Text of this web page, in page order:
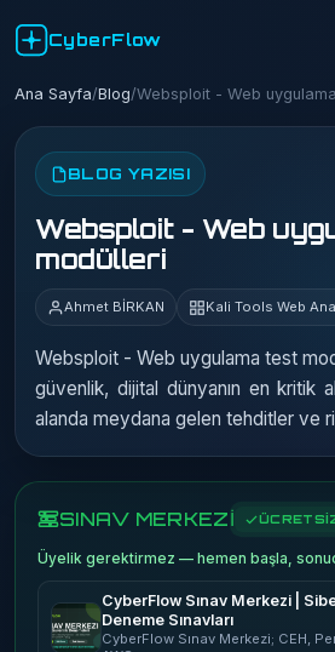
CyberFlow
Ana Sayfa/Blog/Websploit - Web
BLOG YAZISI
Websploit - Web
modülleri
Ahmet BİRKAN Kali Tools Web
Websploit - Web uygulama test
güvenlik, dijital dünyanın en kritik
alanda meydana gelen tehditler ve
SINAV MERKEZİ
Üyelik gerektirmez — hemen başla,
CyberFlow Sınav Merkezi |
Deneme Sınavları
CyberFlow Sınav Merkezi; CEH,